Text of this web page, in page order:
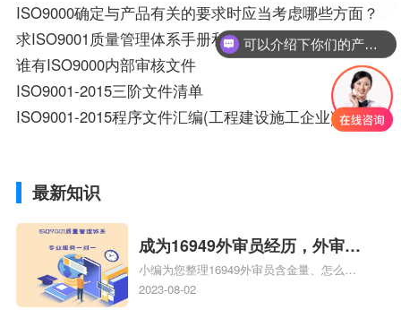
ISO9000确定与产品有关的要求时应当考虑哪些方面？
求ISO9001质量管理体系手册和程序文件！有的话能EM 给我吗？wangkai120105@163.com我想参考下！谢谢！
谁有ISO9000内部审核文件
ISO9001-2015三阶文件清单
ISO9001-2015程序文件汇编(工程建设施工企业)
最新知识
成为16949外审员经历，外审员
16949
小编为您整理16949外审员含金量、怎么才
能成为注册的TS16949:2009的外审员、我
2023-08-02
可以介绍下你们的产品么？